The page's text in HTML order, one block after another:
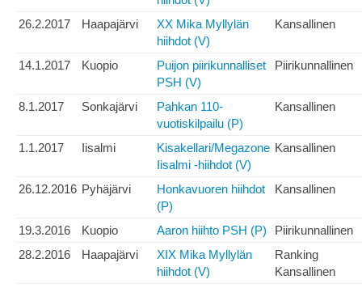
26.2.2017
Haapajärvi
XX Mika Myllylän
hiihdot (V)
Kansallinen
14.1.2017 Kuopio
Puijon piirikunnalliset
PSH (V)
Piirikunnallinen
8.1.2017 Sonkajärvi
Pahkan 110-
vuotiskilpailu (P)
Kansallinen
1.1.2017 Iisalmi
Kisakellari/Megazone
Iisalmi -hiihdot (V)
Kansallinen
26.12.2016 Pyhäjärvi
Honkavuoren hiihdot
(P)
Kansallinen
19.3.2016 Kuopio Aaron hiihto PSH (P)
Piirikunnallinen
28.2.2016
Haapajärvi
XIX Mika Myllylän
hiihdot (V)
Ranking
Kansallinen